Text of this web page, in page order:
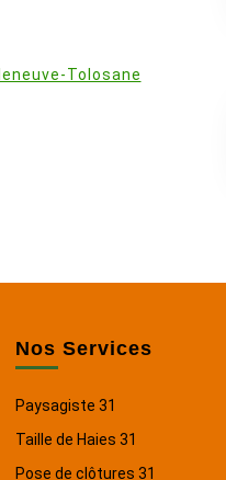
Tolosane
Nos Services
Paysagiste 31
Taille de Haies 31
Pose de clôtures 31